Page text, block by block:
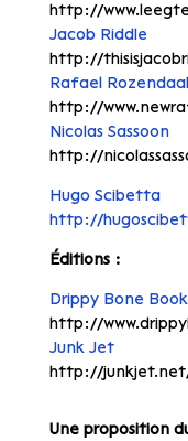
http://
Jacob Riddle
http://
Rafael Rozendaal
http://
Nicolas Sassoon
http://
Hugo Scibetta
http://
Éditions :
Drippy Bone
http://
Junk Jet
http://
Une proposition